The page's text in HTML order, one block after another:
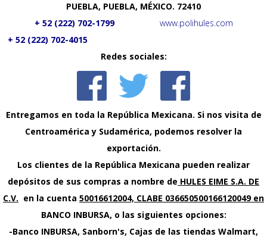
PUEBLA, PUEBLA, MÉXICO. 72410
+ 52 (222) 702-1799
www.polihules.com
+ 52 (222) 702-4015
Redes sociales:
Entregamos en toda la República Mexicana. Si nos visita de
Centroamérica y Sudamérica, podemos resolver la
exportación.
Los clientes de la República Mexicana pueden realizar
depósitos de sus compras a nombre de HULES EIME S.A. DE
C.V. en la cuenta 50016612004, CLABE 036650500166120049 en
BANCO INBURSA, o las siguientes opciones:
-Banco INBURSA, Sanborn's, Cajas de las tiendas Walmart,